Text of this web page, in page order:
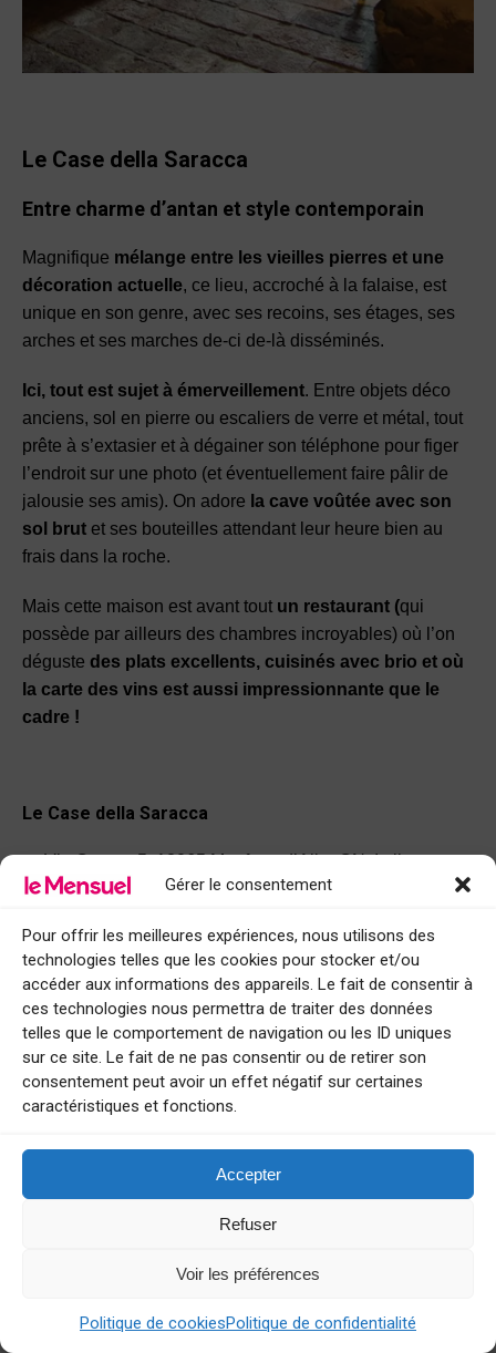
Gérer le consentement
Pour offrir les meilleures expériences, nous utilisons des
technologies telles que les cookies pour stocker et/ou
accéder aux informations des appareils. Le fait de consentir à
ces technologies nous permettra de traiter des données
telles que le comportement de navigation ou les ID uniques
sur ce site. Le fait de ne pas consentir ou de retirer son
consentement peut avoir un effet négatif sur certaines
caractéristiques et fonctions.
Accepter
Refuser
Voir les préférences
Politique de cookiesPolitique de confidentialité
Le Case della Saracca
Entre charme d’antan et style contemporain
Magnifique mélange entre les vieilles pierres et une
décoration actuelle, ce lieu, accroché à la falaise, est
unique en son genre, avec ses recoins, ses étages, ses
arches et ses marches de-ci de-là disséminés.
Ici, tout est sujet à émerveillement. Entre objets déco
anciens, sol en pierre ou escaliers de verre et métal, tout
prête à s’extasier et à dégainer son téléphone pour figer
l’endroit sur une photo (et éventuellement faire pâlir de
jalousie ses amis). On adore la cave voûtée avec son
sol brut et ses bouteilles attendant leur heure bien au
frais dans la roche.
Mais cette maison est avant tout un restaurant (qui
possède par ailleurs des chambres incroyables) où l’on
déguste des plats excellents, cuisinés avec brio et où
la carte des vins est aussi impressionnante que le
cadre !
Le Case della Saracca
Via Cavour 5, 12065 Monforte d’Alba CN, Italie
+39 0173 789 222 /saracca.com
fermé le mercredi / ouvert le soir
Monforte d’Alba :Y dormir